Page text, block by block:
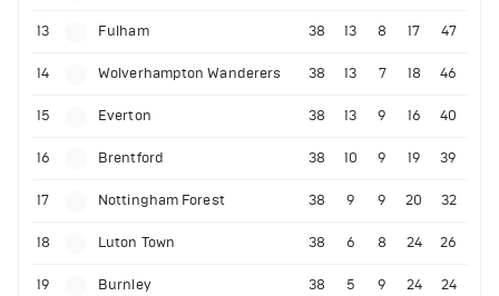
13 Fulham 38 13 8 17 47
14 Wolverhampton Wanderers 38 13 7 18 46
15 Everton 38 13 9 16 40
16 Brentford 38 10 9 19 39
17 Nottingham Forest 38 9 9 20 32
18 Luton Town 38 6 8 24 26
19 Burnley 38 5 9 24 24